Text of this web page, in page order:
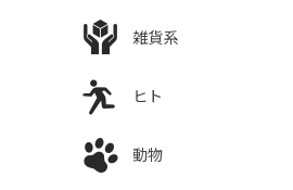
雑貨系
ヒト
動物